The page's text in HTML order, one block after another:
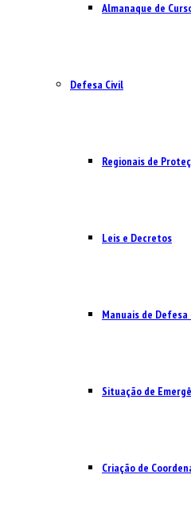
Almanaque de
Defesa Civil
Regionais de
Leis e Decretos
Manuais de Defesa
Situação de
Criação de